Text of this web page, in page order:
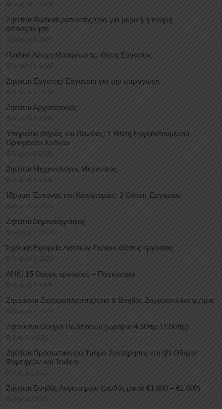
August 4, 2026
Ζητείται Φυσιοθεραπευτής/τρια για μερική ή πλήρη
απασχόληση
August 3, 2026
Παιδική Λέσχη Μοσφιλωτής: Θέση Εργασίας
August 3, 2026
Ζητείται Εργάτης/ Εργάτρια για την παραγωγή
August 3, 2026
Ζητείται Αρχιτέκτονας
August 3, 2026
Υπηρεσία Θήρας και Πανίδας: 1 Θέση Eργοδοτουμένου
Oρισμένου Xρόνου
August 3, 2026
Ζητείται Μηχανολόγος Μηχανικός
August 3, 2026
Ίδρυμα Έρευνας και Καινοτομίας: 2 Θέσεις Εργασίας
August 3, 2026
Ζητείται Δημοσιογράφος
August 3, 2026
Σχολική Εφορεία Λατσιών-Γερίου: Θέσεις εργασίας
August 3, 2026
ΑΗΚ: 15 Θέσεις εργασίας – Παγκύπρια
August 3, 2026
Ζητούνται Ζαχαροπλάστης/τρια & Βοηθός Ζαχαροπλάστης/τρια
August 1, 2026
Ζητούνται Οδηγοί Πωλήσεων (ωράριο 4:30πμ-11:00πμ)
July 31, 2026
Ζητείται Προσωπικό (α) Τμήμα Συντήρησης και (β) Οδηγοί
Φορτηγών και Trailers
July 31, 2026
Ζητείται Βοηθός Λογιστηρίου (μισθός μικτά €1.600 – €1.800)
July 31, 2026